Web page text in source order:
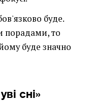
буде.
порадами, то
буде значно
сні»